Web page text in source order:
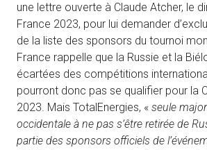
une lettre ouverte à Claude Atcher, le
France 2023, pour lui demander
de la liste des sponsors du tournoi
France rappelle que la Russie et la
écartées des compétitions
pourront donc pas se qualifier pour la
2023. Mais TotalEnergies, « seule
occidentale à ne pas s’être retirée de
partie des sponsors officiels de